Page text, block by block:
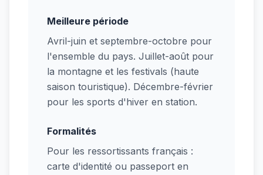
Meilleure période
Avril-juin et septembre-octobre pour
l'ensemble du pays. Juillet-août pour
la montagne et les festivals (haute
saison touristique). Décembre-février
pour les sports d'hiver en station.
Formalités
Pour les ressortissants français :
carte d'identité ou passeport en